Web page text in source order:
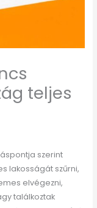
teljes
szerint
lakosságát szűrni,
elvégezni,
találkoztak